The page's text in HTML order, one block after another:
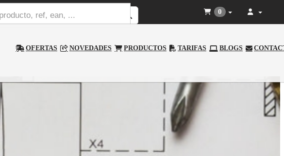
OFERTAS NOVEDADES PRODUCTOS TARIFAS BLOGS
0